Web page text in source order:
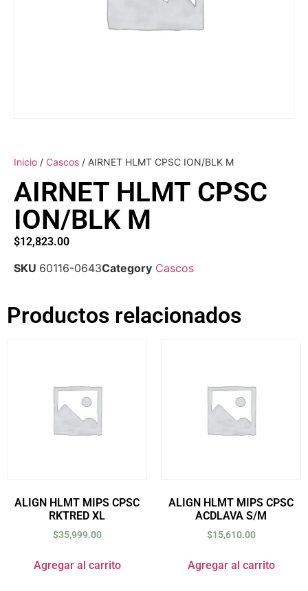
Inicio / Cascos / AIRNET HLMT CPSC ION/BLK M
AIRNET HLMT CPSC
ION/BLK M
$12,823.00
SKU 60116-0643Category Cascos
Productos relacionados
ALIGN HLMT MIPS CPSC
RKTRED XL
$35,999.00
Agregar al carrito
ALIGN HLMT MIPS CPSC
ACDLAVA S/M
$15,610.00
Agregar al carrito